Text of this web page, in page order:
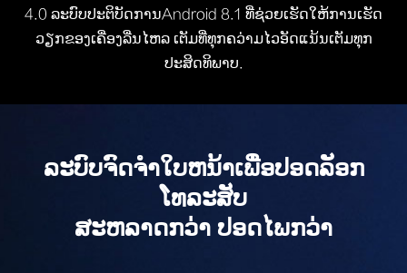
4.0 ລະບົບປະຕິບັດການAndroid 8.1 ທີ່ຊ່ວຍເຮັດໃຫ້ການເຮັດ
ວຽກຂອງເຄື່ອງລື່ນໄຫລ ເຕັມທີ່ທຸກຄວ່າມໄວອັດແນ້ນເຕັມທຸກ
ປະສິດທິພາບ.
ລະບົບຈົດຈຳໃບຫນ້າເພື່ອປອດລັອກ
ໂທລະສັບ
ສະຫລາດກວ່າ ປອດໄພກວ່າ